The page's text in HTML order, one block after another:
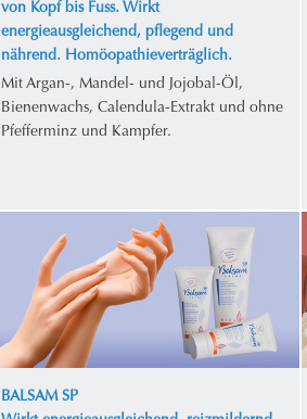
von Kopf bis Fuss. Wirkt
energieausgleichend, pflegend und
nährend. Homöopathieverträglich.
Mit Argan-, Mandel- und Jojobal-Öl,
Bienenwachs, Calendula-Extrakt und ohne
Pfefferminz und Kampfer.
BALSAM SP